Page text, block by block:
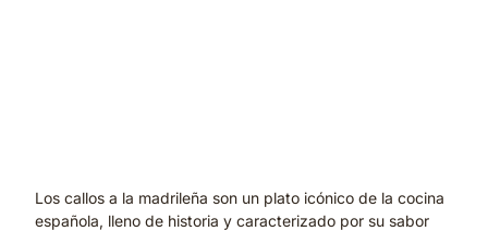
Los callos a la madrileña son un plato icónico de la cocina
española, lleno de historia y caracterizado por su sabor